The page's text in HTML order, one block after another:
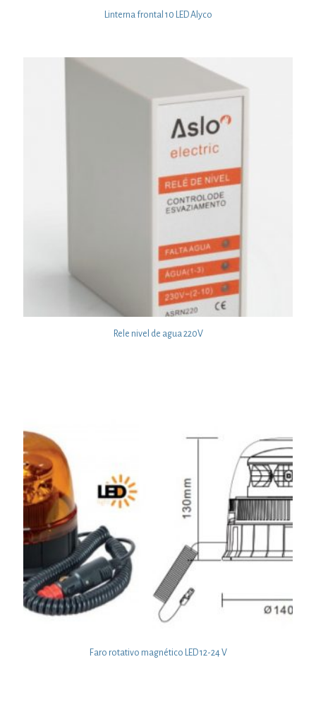
Linterna frontal 10 LED Alyco
Rele nivel de agua 220V
Faro rotativo magnético LED 12-24 V